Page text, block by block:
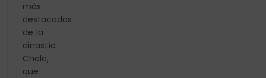
más
destacadas
de la
dinastía
Chola,
que